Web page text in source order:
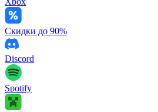
Скидки до 90%
Discord
Spotify